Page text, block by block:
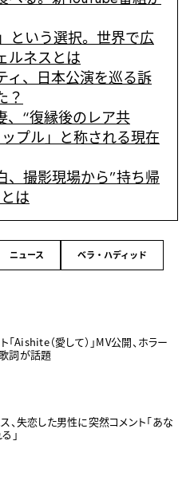
という選択。世界で広
ルネスとは
ィ、日本公演を巡る訴
？
、“復縁後のレア共
プル」と称される現在
、撮影現場から”持ち帰
は
ニュース
ベラ・ハディッド
「Aishite（愛して）」MV公開、ホラー
詞が話題
、失恋した男性に突然コメント「あな
」